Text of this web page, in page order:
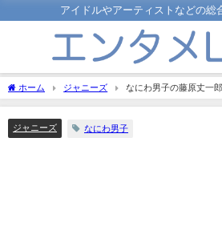
アイドルやアーティストなどの総
ホーム ジャニーズ
なにわ男子の藤原丈一
プ！？気になる展開に注目！
ジャニーズ なにわ男子